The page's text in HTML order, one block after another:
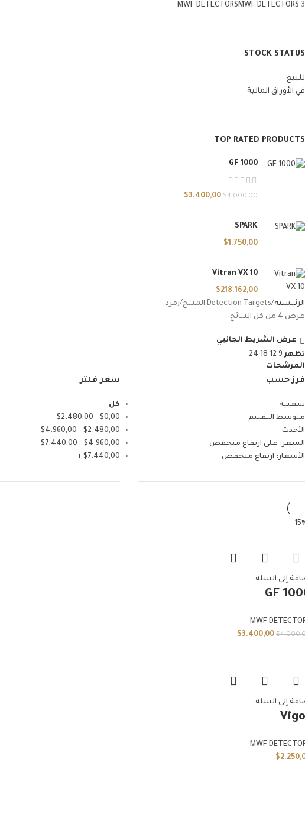
MWF DETECTORSMWF DETECTORS 3
STOCK STATUS
للبيع
في الأوراق المالية
TOP RATED PRODUCTS
GF 1000
$4.000,00
$3.400,00
SPARK
$1.750,00
Vitran VX 10
$218.162,00
الرئيسية Detection Targets المنتج
زمرد
عرض ⁦4⁩ من كل النتائج
عرض الشريط الجانبي
تظهر 9
12
18
24
المرشحات
فرز حسب
شعبية
متوسط التقييم
الأحدث
السعر: على ارتفاع منخفض
الأسعار: ارتفاع منخفض
سعر فلتر
كل
$0,00
-
$2.480,00
$2.480,00
-
$4.960,00
$4.960,00
-
$7.440,00
$7.440,00
+
إلى السلة
GF
MWF
$
$3.400,00
إلى السلة
MWF
$